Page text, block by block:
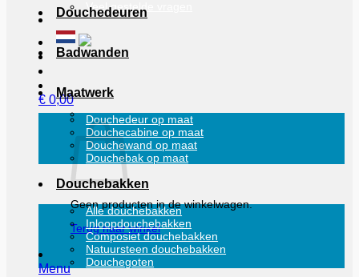
Veel gestelde vragen
€ 0,00
Geen producten in de winkelwagen.
Terug naar winkel
Menu
Douchedeuren
Badwanden
Maatwerk
Douchedeur op maat
Douchecabine op maat
Douchewand op maat
Douchebak op maat
Douchebakken
Alle douchebakken
Inloopdouchebakken
Composiet douchebakken
Natuursteen douchebakken
Douchegoten